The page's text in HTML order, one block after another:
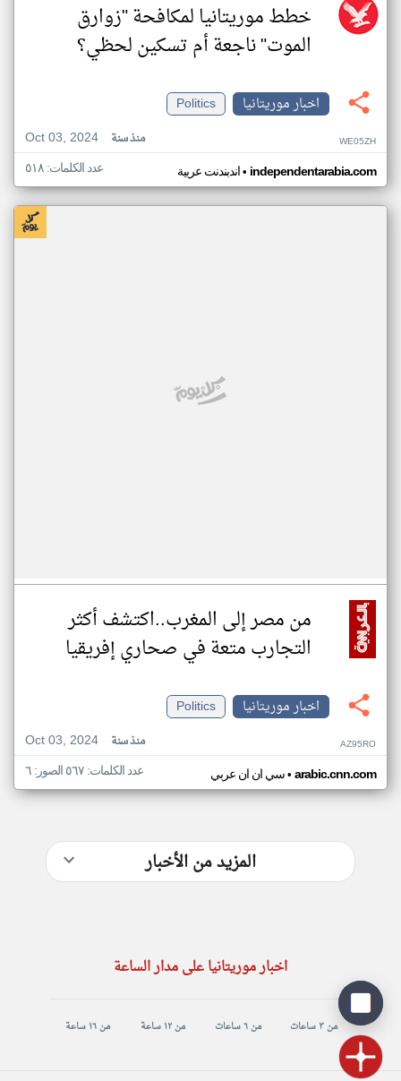
خطط موريتانيا لمكافحة "زوارق
الموت" ناجعة أم تسكين لحظي؟
اخبار موريتانيا
Politics
Oct 03, 2024
منذ سنة WE05ZH
اندبندنت عربية• independentarabia.com عدد الكلمات: ٥١٨
من مصر إلى المغرب..اكتشف أكثر
التجارب متعة في صحاري إفريقيا
اخبار موريتانيا
Politics
Oct 03, 2024
منذ سنة AZ95RO
سي ان ان عربي• arabic.cnn.com عدد الكلمات: ٥٦٧ الصور: ٦
المزيد من الأخبار
اخبار موريتانيا على مدار الساعة
من ٣ ساعات من ٦ ساعات من ١٢ ساعة من ١٦ ساعة